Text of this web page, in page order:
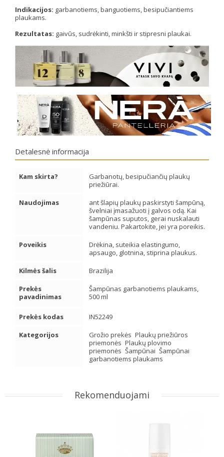
Indikacijos: garbanotiems, banguotiems, besipučiantiems
plaukams.
Rezultatas: gaivūs, sudrėkinti, minkšti ir stipresni plaukai.
Detalesnė informacija
Kam skirta?
Garbanotų, besipučiančių plaukų
priežiūrai.
Naudojimas
ant šlapių plaukų paskirstyti šampūną,
švelniai įmasažuoti į galvos odą. Kai
šampūnas suputos, gerai nuskalauti
vandeniu. Pakartokite, jei yra poreikis.
Poveikis
Drėkina, suteikia elastingumo,
apsaugo, glotnina, stiprina plaukus.
Kilmės šalis
Brazilija
Prekės
pavadinimas
Šampūnas garbanotiems plaukams,
500 ml
Prekės kodas
IN52249
Kategorijos
Grožio prekės Plaukų priežiūros
priemonės Plaukų plovimo
priemonės Šampūnai Šampūnai
garbanotiems plaukams
Rekomenduojami